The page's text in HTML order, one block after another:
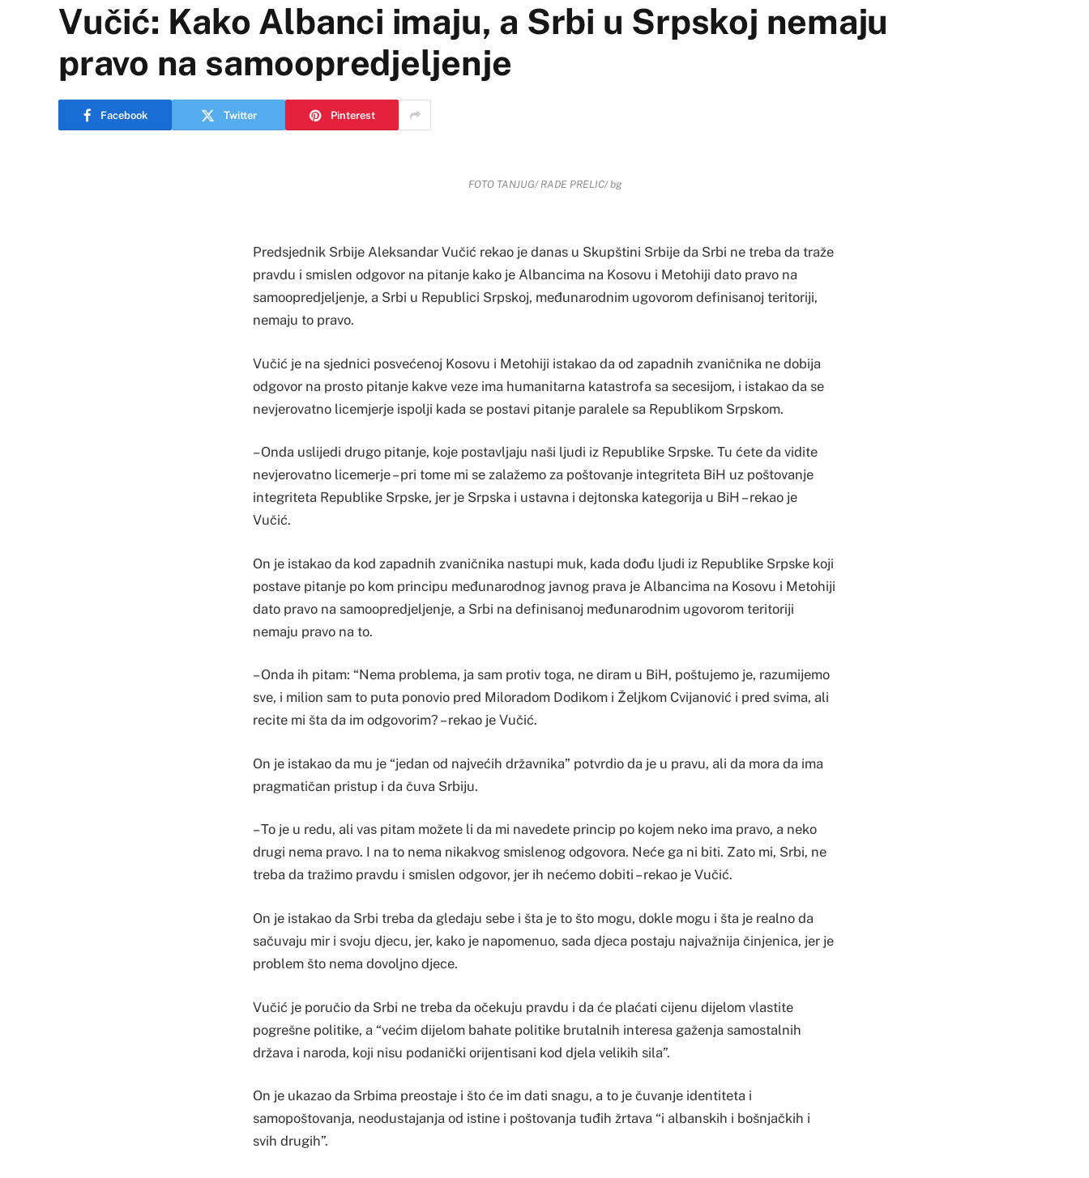
Vučić: Kako Albanci imaju, a Srbi u Srpskoj nemaju
pravo na samoopredjeljenje
Facebook Twitter Pinterest
FOTO TANJUG/ RADE PRELIC/ bg
Predsjednik Srbije Aleksandar Vučić rekao je danas u Skupštini Srbije da Srbi ne treba da traže
pravdu i smislen odgovor na pitanje kako je Albancima na Kosovu i Metohiji dato pravo na
samoopredjeljenje, a Srbi u Republici Srpskoj, međunarodnim ugovorom definisanoj teritoriji,
nemaju to pravo.
Vučić je na sjednici posvećenoj Kosovu i Metohiji istakao da od zapadnih zvaničnika ne dobija
odgovor na prosto pitanje kakve veze ima humanitarna katastrofa sa secesijom, i istakao da se
nevjerovatno licemjerje ispolji kada se postavi pitanje paralele sa Republikom Srpskom.
– Onda uslijedi drugo pitanje, koje postavljaju naši ljudi iz Republike Srpske. Tu ćete da vidite
nevjerovatno licemerje – pri tome mi se zalažemo za poštovanje integriteta BiH uz poštovanje
integriteta Republike Srpske, jer je Srpska i ustavna i dejtonska kategorija u BiH – rekao je
Vučić.
On je istakao da kod zapadnih zvaničnika nastupi muk, kada dođu ljudi iz Republike Srpske koji
postave pitanje po kom principu međunarodnog javnog prava je Albancima na Kosovu i Metohiji
dato pravo na samoopredjeljenje, a Srbi na definisanoj međunarodnim ugovorom teritoriji
nemaju pravo na to.
– Onda ih pitam: “Nema problema, ja sam protiv toga, ne diram u BiH, poštujemo je, razumijemo
sve, i milion sam to puta ponovio pred Miloradom Dodikom i Željkom Cvijanović i pred svima, ali
recite mi šta da im odgovorim? – rekao je Vučić.
On je istakao da mu je “jedan od najvećih državnika” potvrdio da je u pravu, ali da mora da ima
pragmatičan pristup i da čuva Srbiju.
– To je u redu, ali vas pitam možete li da mi navedete princip po kojem neko ima pravo, a neko
drugi nema pravo. I na to nema nikakvog smislenog odgovora. Neće ga ni biti. Zato mi, Srbi, ne
treba da tražimo pravdu i smislen odgovor, jer ih nećemo dobiti – rekao je Vučić.
On je istakao da Srbi treba da gledaju sebe i šta je to što mogu, dokle mogu i šta je realno da
sačuvaju mir i svoju djecu, jer, kako je napomenuo, sada djeca postaju najvažnija činjenica, jer je
problem što nema dovoljno djece.
Vučić je poručio da Srbi ne treba da očekuju pravdu i da će plaćati cijenu dijelom vlastite
pogrešne politike, a “većim dijelom bahate politike brutalnih interesa gaženja samostalnih
država i naroda, koji nisu podanički orijentisani kod djela velikih sila”.
On je ukazao da Srbima preostaje i što će im dati snagu, a to je čuvanje identiteta i
samopoštovanja, neodustajanja od istine i poštovanja tuđih žrtava “i albanskih i bošnjačkih i
svih drugih”.